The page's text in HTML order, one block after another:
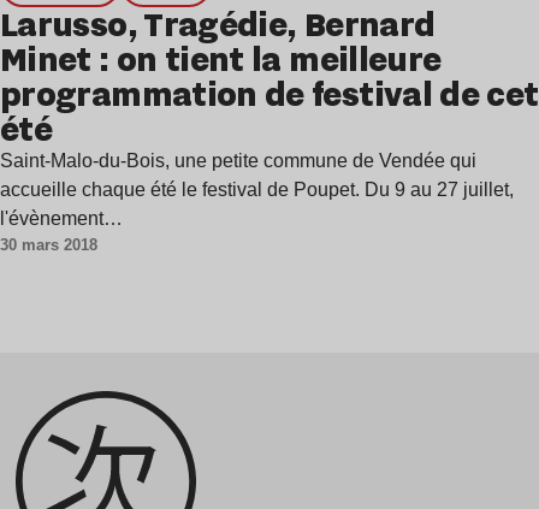
Larusso, Tragédie, Bernard
Minet : on tient la meilleure
programmation de festival de cet
été
Saint-Malo-du-Bois, une petite commune de Vendée qui
accueille chaque été le festival de Poupet. Du 9 au 27 juillet,
l'évènement…
30 mars 2018